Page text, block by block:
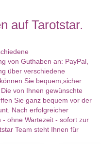
auf Tarotstar.
von Guthaben an: PayPal,
über verschiedene
Sie bequem,sicher
von Ihnen gewünschte
Sie ganz bequem vor der
Nach erfolgreicher
ohne Wartezeit - sofort zur
Team steht Ihnen für